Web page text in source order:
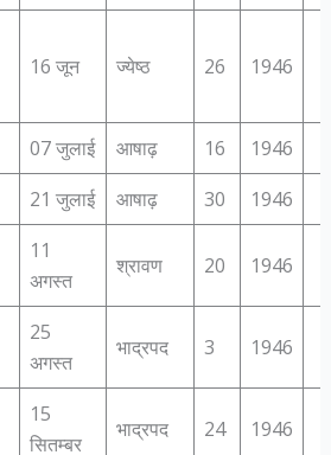
16 जून ज्‍येष्‍ठ 26 1946
07 जुलाई आषाढ़ 16
1946
21 जुलाई आषाढ़ 30 1946
11
अगस्‍त
श्रावण 20 1946
25
अगस्‍त
भाद्रपद 3 1946
15
सितम्‍बर
भाद्रपद 24 1946